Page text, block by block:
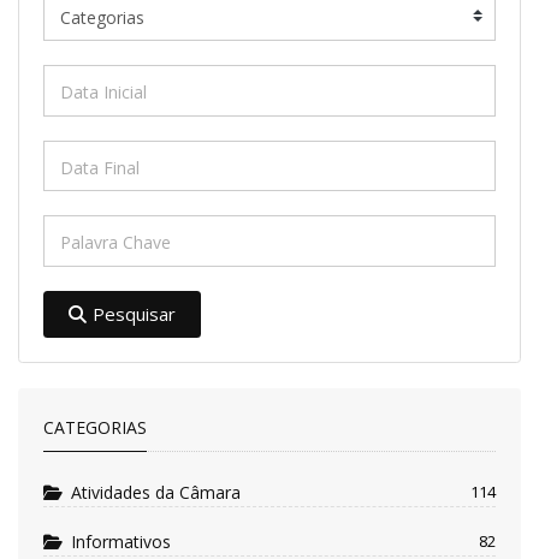
Pesquisar
CATEGORIAS
Atividades da Câmara 114
Informativos 82